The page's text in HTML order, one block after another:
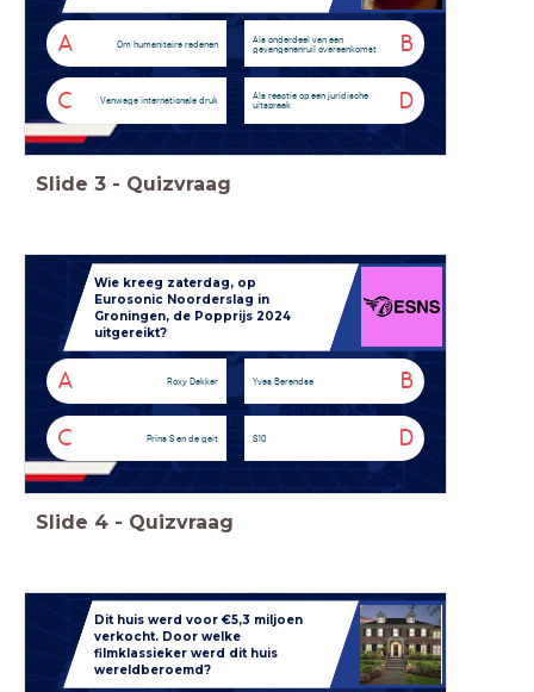
A Om humanitaire redenen B
Als onderdeel van een
gevangenenruil overeenkomst
C Vanwege internationale druk D
Als reactie op een juridische
uitspraak
Slide 3 - Quizvraag
Wie kreeg zaterdag, op
Eurosonic Noorderslag in
Groningen, de Popprijs 2024
uitgereikt?
A Roxy Dekker B
Yves Berendse
C Prins S en de geit D
S10
Slide 4 - Quizvraag
Dit huis werd voor €5,3 miljoen
verkocht. Door welke
filmklassieker werd dit huis
wereldberoemd?